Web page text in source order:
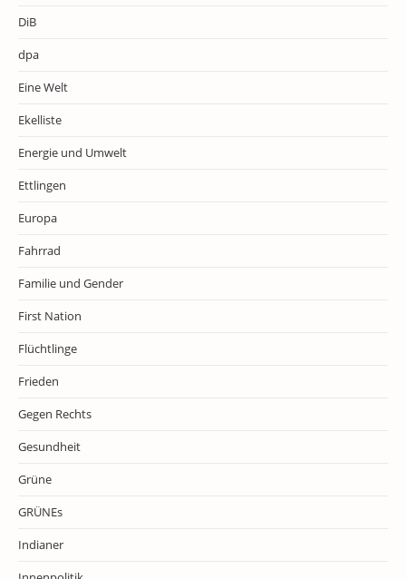
DiB
dpa
Eine Welt
Ekelliste
Energie und Umwelt
Ettlingen
Europa
Fahrrad
Familie und Gender
First Nation
Flüchtlinge
Frieden
Gegen Rechts
Gesundheit
Grüne
GRÜNEs
Indianer